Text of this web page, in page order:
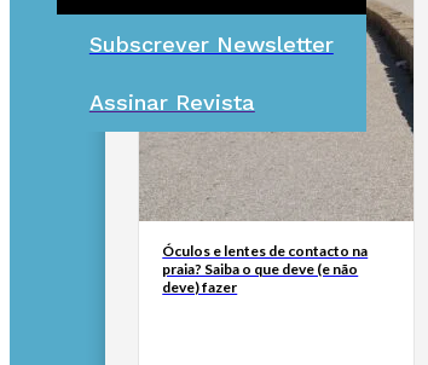
Subscrever Newsletter
Assinar Revista
Óculos e lentes de contacto na
praia? Saiba o que deve (e não
deve) fazer